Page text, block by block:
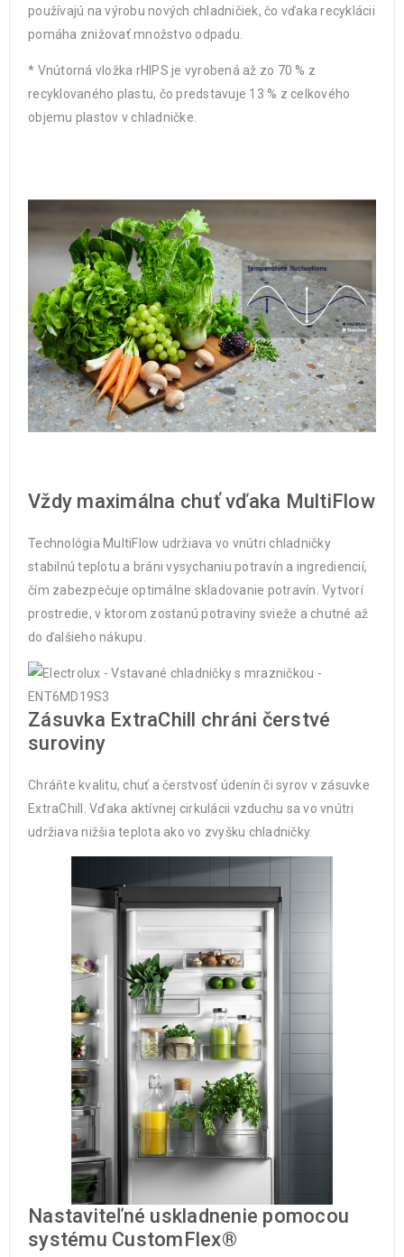
používajú na výrobu nových chladničiek, čo vďaka recyklácii
pomáha znižovať množstvo odpadu.
* Vnútorná vložka rHIPS je vyrobená až zo 70 % z
recyklovaného plastu, čo predstavuje 13 % z celkového
objemu plastov v chladničke.
Vždy maximálna chuť vďaka MultiFlow
Technológia MultiFlow udržiava vo vnútri chladničky
stabilnú teplotu a bráni vysychaniu potravín a ingrediencií,
čím zabezpečuje optimálne skladovanie potravín. Vytvorí
prostredie, v ktorom zostanú potraviny svieže a chutné až
do ďalšieho nákupu.
Zásuvka ExtraChill chráni čerstvé
suroviny
Chráňte kvalitu, chuť a čerstvosť údenín či syrov v zásuvke
ExtraChill. Vďaka aktívnej cirkulácii vzduchu sa vo vnútri
udržiava nižšia teplota ako vo zvyšku chladničky.
Nastaviteľné uskladnenie pomocou
systému CustomFlex®